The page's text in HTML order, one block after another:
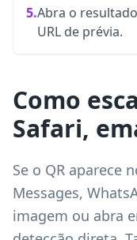
5.Abra o
URL de prévia.
Como
Safari,
Se o QR aparece
Messages,
imagem ou abra